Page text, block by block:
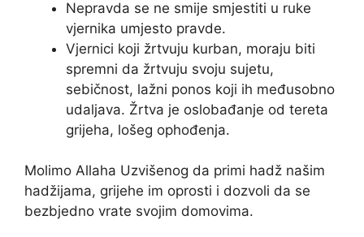
Nepravda se ne smije smjestiti u ruke
vjernika umjesto pravde.
Vjernici koji žrtvuju kurban, moraju biti
spremni da žrtvuju svoju sujetu,
sebičnost, lažni ponos koji ih međusobno
udaljava. Žrtva je oslobađanje od tereta
grijeha, lošeg ophođenja.
Molimo Allaha Uzvišenog da primi hadž našim
hadžijama, grijehe im oprosti i dozvoli da se
bezbjedno vrate svojim domovima.